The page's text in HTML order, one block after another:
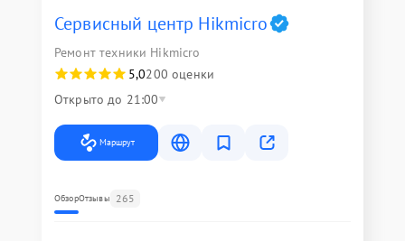
Сервисный центр Hikmicro
Ремонт техники Hikmicro
5,0200 оценки
Открыто до 21:00
Маршрут
ОбзорОтзывы 265